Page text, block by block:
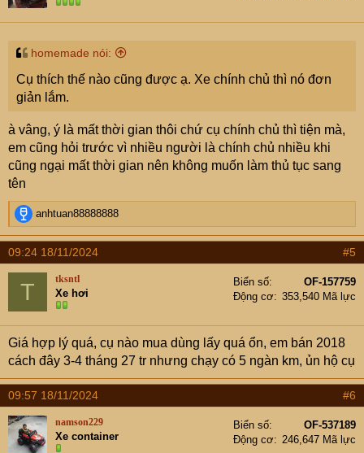
homemade nói:
Cụ thích thế nào cũng được ạ. Xe chính chủ thì nó đơn
giản lắm.
à vâng, ý là mất thời gian thôi chứ cụ chính chủ thì tiện mà,
em cũng hỏi trước vì nhiều người là chính chủ nhiều khi
cũng ngại mất thời gian nên không muốn làm thủ tục sang
tên
R
e
a
c
t
n
s
:
anhtuan88888888
09:24 18/11/2024 #5
T tksntl
Xe hơi
Biển số
OF-157759
Động cơ
353,540 Mã lực
Giá hợp lý quá, cụ nào mua dùng lấy quá ổn, em bán 2018
cách đây 3-4 tháng 27 tr nhưng chạy có 5 ngàn km, ủn hộ cụ
09:57 18/11/2024 #6
namson229
Xe container
Biển số
OF-537189
Động cơ
246,647 Mã lực